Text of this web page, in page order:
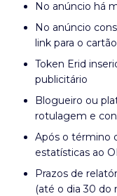
No anúncio há
No anúncio
link para o
Token Erid
publicitário
Blogueiro ou
rotulagem e
Após o término
estatísticas ao
Prazos de
(até o dia 30 do